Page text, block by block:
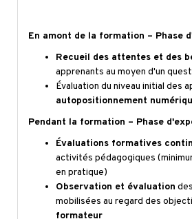
En amont de la formation – Phase
Recueil des attentes et des
apprenants au moyen d'un
Évaluation du niveau initial des
autopositionnement
Pendant la formation – Phase
Évaluations formatives
activités pédagogiques
en pratique)
Observation et évaluation
mobilisées au regard des
formateur